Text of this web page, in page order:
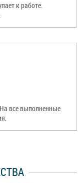
к работе.
все выполненные